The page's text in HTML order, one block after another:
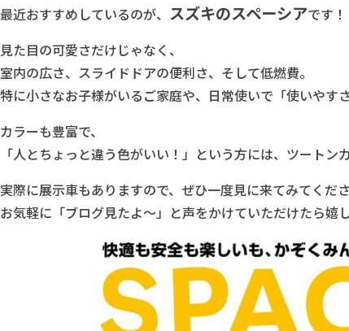
最近おすすめしているのが、 スズキのスペーシアです！
見た目の可愛さだけじゃなく、
室内の広さ、スライドドアの便利さ、そして低燃費。
特に小さなお子様がいるご家庭や、日常使いで「使いやす
カラーも豊富で、
「人とちょっと違う色がいい！」という方には、ツート
実際に展示車もありますので、ぜひ一度見に来てみてくださ
お気軽に「ブログ見たよ～」と声をかけていただけたら嬉